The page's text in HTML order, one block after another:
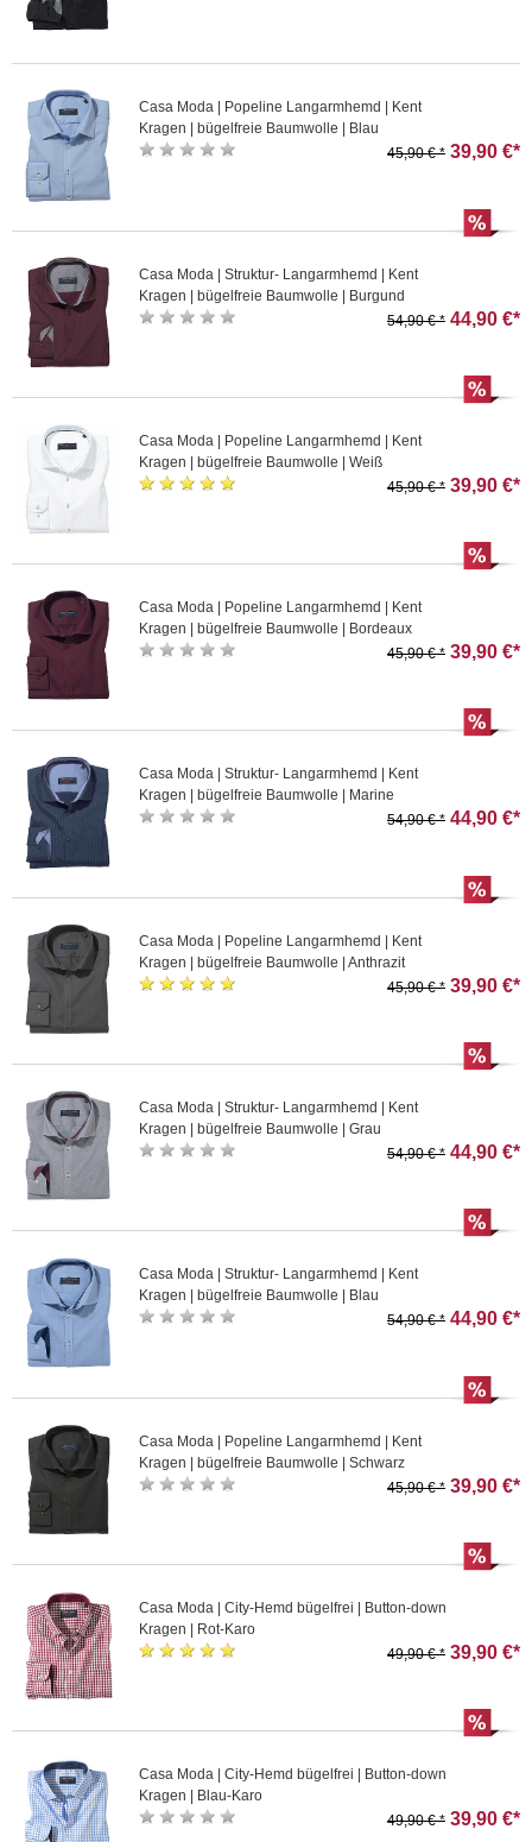
Casa Moda | Popeline Langarmhemd | Kent
Kragen | bügelfreie Baumwolle | Blau
45,90 € * 39,90 €*
Casa Moda | Struktur- Langarmhemd | Kent
Kragen | bügelfreie Baumwolle | Burgund
54,90 € * 44,90 €*
Casa Moda | Popeline Langarmhemd | Kent
Kragen | bügelfreie Baumwolle | Weiß
45,90 € * 39,90 €*
Casa Moda | Popeline Langarmhemd | Kent
Kragen | bügelfreie Baumwolle | Bordeaux
45,90 € * 39,90 €*
Casa Moda | Struktur- Langarmhemd | Kent
Kragen | bügelfreie Baumwolle | Marine
54,90 € * 44,90 €*
Casa Moda | Popeline Langarmhemd | Kent
Kragen | bügelfreie Baumwolle | Anthrazit
45,90 € * 39,90 €*
Casa Moda | Struktur- Langarmhemd | Kent
Kragen | bügelfreie Baumwolle | Grau
54,90 € * 44,90 €*
Casa Moda | Struktur- Langarmhemd | Kent
Kragen | bügelfreie Baumwolle | Blau
54,90 € * 44,90 €*
Casa Moda | Popeline Langarmhemd | Kent
Kragen | bügelfreie Baumwolle | Schwarz
45,90 € * 39,90 €*
Casa Moda | City-Hemd bügelfrei | Button-down
Kragen | Rot-Karo
49,90 € * 39,90 €*
Casa Moda | City-Hemd bügelfrei | Button-down
Kragen | Blau-Karo
49,90 € * 39,90 €*